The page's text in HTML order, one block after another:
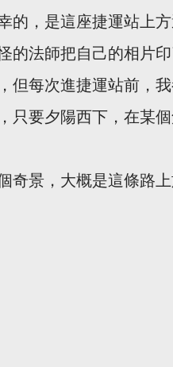
的，是這座捷運站上
的法師把自己的相片
但每次進捷運站前，
只要夕陽西下，在某
奇景，大概是這條路